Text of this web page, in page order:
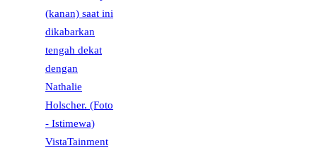
VistaTainment